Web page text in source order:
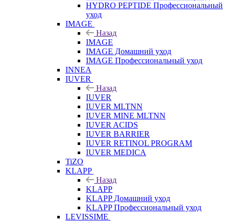
HYDRO PEPTIDE Профессиональный
уход
IMAGE
Назад
IMAGE
IMAGE Домашний уход
IMAGE Профессиональный уход
INNEA
IUVER
Назад
IUVER
IUVER MLTNN
IUVER MINE MLTNN
IUVER ACIDS
IUVER BARRIER
IUVER RETINOL PROGRAM
IUVER MEDICA
TiZO
KLAPP
Назад
KLAPP
KLAPP Домашний уход
KLAPP Профессиональный уход
LEVISSIME